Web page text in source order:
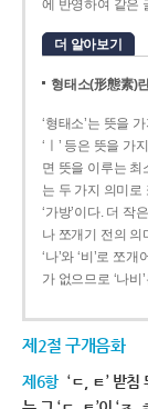
에 반영하여 같은
더 알아보기
형태소(形態素)
‘형태소’는 뜻을
‘ㅣ’ 등은 뜻을 가
면 뜻을 이루는 최
는 두 가지 의미로
‘가방’이다. 더 작
나 쪼개기 전의 의
‘나’와 ‘비’로 쪼
가 없으므로 ‘나
제2절 구개음화
제6항 ‘ㄷ, ㅌ’ 받침